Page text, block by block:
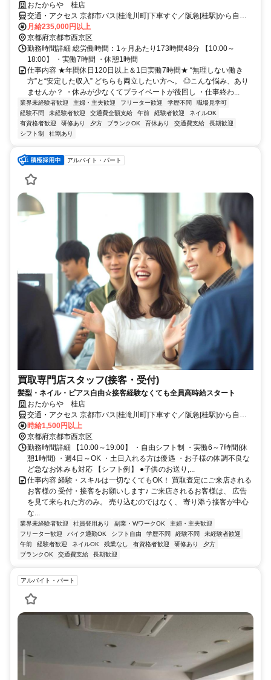
おたからや 桂店
交通・アクセス 京都市バス[桂滝川町]下車すぐ／阪急[桂駅]から自転
車6分／JR[西大路駅]から自転車15分
月給235,000円以上
京都府京都市西京区
勤務時間詳細 総労働時間：1ヶ月あたり173時間48分 【10:00～
18:00】 ・実働7時間 ・休憩1時間
仕事内容 ★年間休日120日以上＆1日実働7時間★ “無理しない働き
方”と“安定した収入” どちらも両立したい方へ。 ◎こんな悩み、あり
ませんか？ ・休みが少なくてプライベートが後回し ・仕事終わ...
業界未経験者歓迎 主婦・主夫歓迎 フリーター歓迎 学歴不問
職場見学可
経験不問
未経験者歓迎 交通費全額支給 午前 経験者歓迎
ネイルOK
有資格者歓迎
研修あり 夕方 ブランクOK 育休あり 交通費支給
長期歓迎
シフト制
社割あり
アルバイト・パート
買取専門店スタッフ(接客・受付)
髪型・ネイル・ピアス自由☆接客経験なくても全員高時給スタート
おたからや 桂店
交通・アクセス 京都市バス[桂滝川町]下車すぐ／阪急[桂駅]から自転
車6分／JR[西大路駅]から自転車15分
時給1,500円以上
京都府京都市西京区
勤務時間詳細 【10:00～19:00】 ・自由シフト制 ・実働6～7時間(休
憩1時間) ・週4日～OK ・土日入れる方は優遇 ・お子様の体調不良な
ど急なお休みも対応 【シフト例】 ●子供のお送り,...
仕事内容 経験・スキルは一切なくてもOK！ 買取査定にご来店される
お客様の 受付・接客をお願いします♪ ご来店されるお客様は、 広告
を見て来られた方のみ。 売り込むのではなく、 寄り添う接客が中心
な...
業界未経験者歓迎 社員登用あり 副業・WワークOK
主婦・主夫歓迎
フリーター歓迎
バイク通勤OK シフト自由 学歴不問 経験不問
未経験者歓迎
午前
経験者歓迎 ネイルOK 残業なし 有資格者歓迎 研修あり
夕方
ブランクOK
交通費支給 長期歓迎
アルバイト・パート